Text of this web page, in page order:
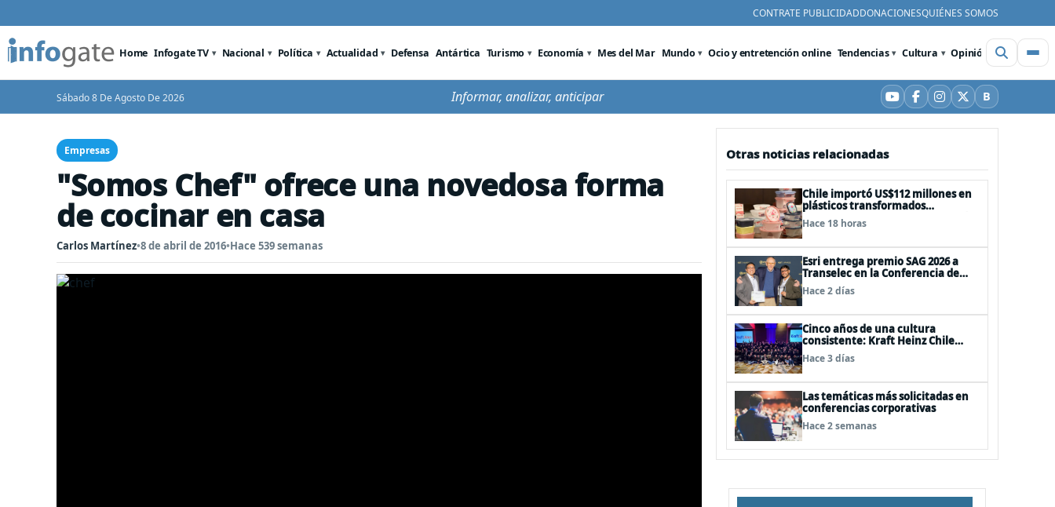
CONTRATE PUBLICIDADDONACIONESQUIÉNES SOMOS
Home Infogate TV Nacional Política Actualidad Defensa Antártica Turismo Economía Mes del Mar Mundo Ocio y entretención online Tendencias Cultura Opinión Videos
Sábado 8 De Agosto De 2026 Informar, analizar, anticipar YouTube
Facebook
Instagram
X BBluesky
Empresas
"Somos Chef" ofrece una novedosa forma
de cocinar en casa
Carlos Martínez•8 de abril de 2016•Hace 539 semanas
Otras noticias relacionadas
Chile importó US$112 millones en
plásticos transformados
brasileños con foco en innovación
y sostenibilidad
Hace 18 horas
Esri entrega premio SAG 2026 a
Transelec en la Conferencia de
Usuarios en San Diego, Estados
Unidos
Hace 2 días
Cinco años de una cultura
consistente: Kraft Heinz Chile
renueva su certificación Great
Place to Work
Hace 3 días
Las temáticas más solicitadas en
conferencias corporativas
Hace 2 semanas